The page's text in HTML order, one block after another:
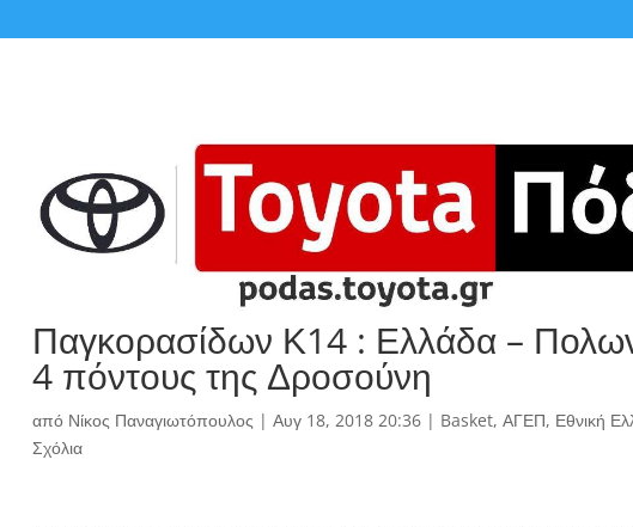
Παγκορασίδων Κ14 : Ελλάδα –
4 πόντους της Δροσούνη
από Νίκος Παναγιωτόπουλος | Αυγ 18, 2018 20:36| Basket, ΑΓΕΠ, Εθνική
Σχόλια